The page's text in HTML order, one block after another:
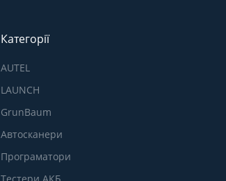
Категорії
AUTEL
LAUNCH
GrunBaum
Автосканери
Програматори